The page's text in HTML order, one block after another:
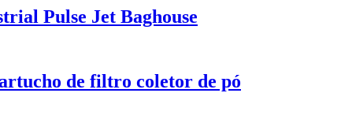
Pulse Jet Baghouse
de filtro coletor de pó